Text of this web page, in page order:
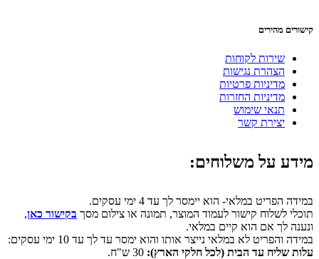
קישורים מהירים
שירות לקוחות
הצהרת נגישות
מדיניות פרטיות
מדיניות החזרות
תנאי שימוש
יצירת קשר
מידע על משלוחים:
במידה הפריט במלאי- הוא יימסר לך עד 4 ימי עסקים.
תוכלי לשלוח קישור לעמוד המוצר, תמונה או צילום מסך בקישור כאן,
ונענה לך אם הוא קיים במלאי.
במידה והפריט לא במלאי נייצר אותו והוא ימסר עד לך עד 10 ימי עסקים:
עלות שליח עד הבית (לכל חלקי הארץ):